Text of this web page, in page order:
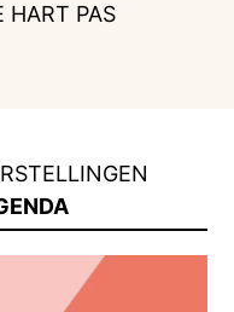
HART PAS